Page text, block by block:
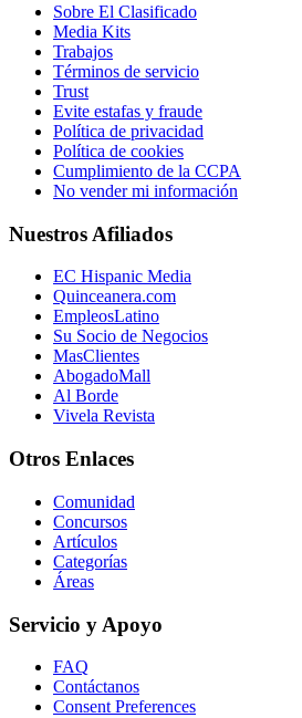
Sobre El Clasificado
Media Kits
Trabajos
Términos de servicio
Trust
Evite estafas y fraude
Política de privacidad
Política de cookies
Cumplimiento de la CCPA
No vender mi información
Nuestros Afiliados
EC Hispanic Media
Quinceanera.com
EmpleosLatino
Su Socio de Negocios
MasClientes
AbogadoMall
Al Borde
Vivela Revista
Otros Enlaces
Comunidad
Concursos
Artículos
Categorías
Áreas
Servicio y Apoyo
FAQ
Contáctanos
Consent Preferences